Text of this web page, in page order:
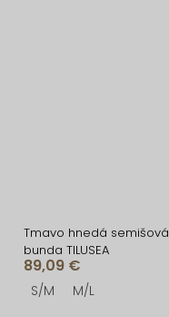
Tmavo hnedá semišová
bunda TILUSEA
89,09 €
S/M M/L